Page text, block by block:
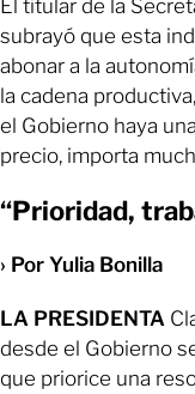
El titular de la
subrayó que esta
abonar a la
la cadena
el Gobierno haya
precio, importa
“Prioridad,
› Por Yulia Bonilla
LA PRESIDENTA
desde el Gobierno
que priorice una